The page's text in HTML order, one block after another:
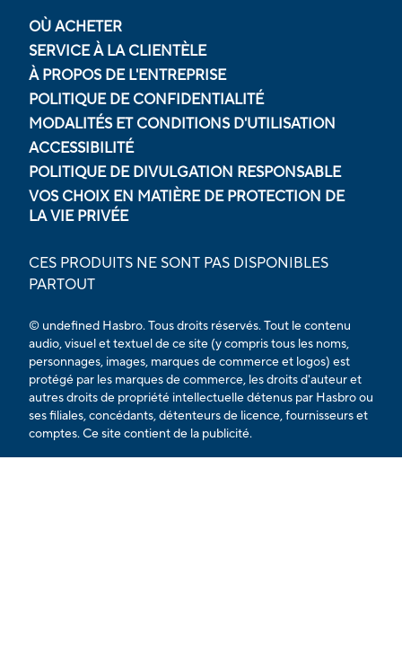
OÙ ACHETER
SERVICE À LA CLIENTÈLE
À PROPOS DE L'ENTREPRISE
POLITIQUE DE CONFIDENTIALITÉ
MODALITÉS ET CONDITIONS D'UTILISATION
ACCESSIBILITÉ
POLITIQUE DE DIVULGATION RESPONSABLE
VOS CHOIX EN MATIÈRE DE PROTECTION DE
LA VIE PRIVÉE
CES PRODUITS NE SONT PAS DISPONIBLES
PARTOUT
© undefined Hasbro. Tous droits réservés. Tout le contenu
audio, visuel et textuel de ce site (y compris tous les noms,
personnages, images, marques de commerce et logos) est
protégé par les marques de commerce, les droits d'auteur et
autres droits de propriété intellectuelle détenus par Hasbro ou
ses filiales, concédants, détenteurs de licence, fournisseurs et
comptes. Ce site contient de la publicité.